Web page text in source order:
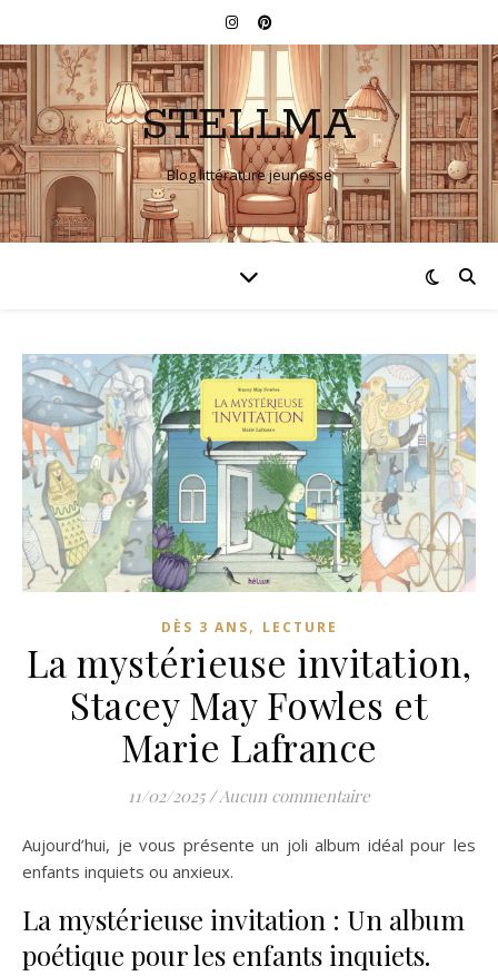
STELLMA
Blog littérature jeunesse
DÈS 3 ANS, LECTURE
La mystérieuse invitation,
Stacey May Fowles et
Marie Lafrance
11/02/2025 / Aucun commentaire
Aujourd’hui, je vous présente un joli album idéal pour les
enfants inquiets ou anxieux.
La mystérieuse invitation : Un album
poétique pour les enfants inquiets.